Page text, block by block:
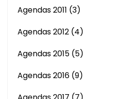
Agendas 2011 (3)
Agendas 2012 (4)
Agendas 2015 (5)
Agendas 2016 (9)